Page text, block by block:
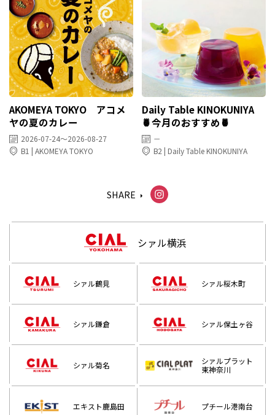
AKOMEYA TOKYO アコメ
ヤの夏のカレー
2026-07-24～2026-08-27
B1 | AKOMEYA TOKYO
Daily Table KINOKUNIYA
🍍今月のおすすめ🍍
－
B2 | Daily Table KINOKUNIYA
SHARE
シァル横浜
シァル鶴見 シァル桜木町
シァル鎌倉 シァル保土ヶ谷
シァル菊名
シァルプラット
東神奈川
エキスト鹿島田 プチール港南台